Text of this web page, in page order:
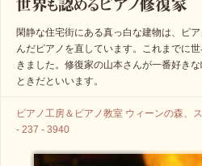
閑静な住宅街にある真っ白な建物は、ピ
んだピアノを直しています。これまでに
きました。修復家の山本さんが一番好き
ときだといいます。
ピアノ工房＆ピアノ教室 ウィーンの森、
- 237 - 3940